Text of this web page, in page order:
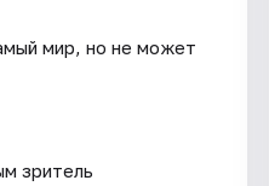
мир, но не может
зритель